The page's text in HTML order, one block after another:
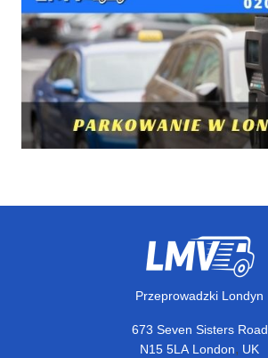
Przeprowadzki Londyn
673 Seven Sisters Road
N15 5LA London, UK